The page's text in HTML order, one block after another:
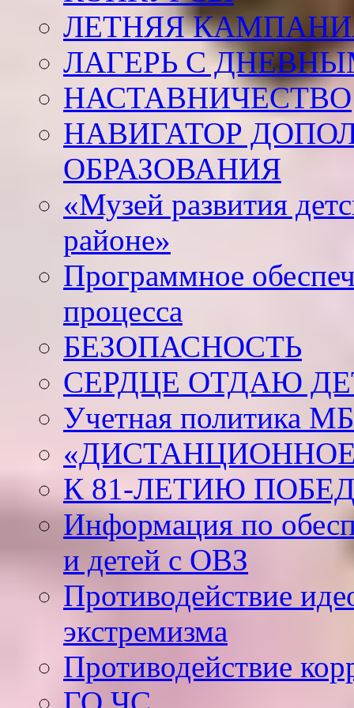
ЛЕТНЯЯ
ЛАГЕРЬ С
НАСТАВНИЧЕСТВО
НАВИГАТОР
ОБРАЗОВАНИЯ
«Музей развития
районе»
Программное
процесса
БЕЗОПАСНОСТЬ
СЕРДЦЕ ОТДАЮ
Учетная политика
К 81-ЛЕТИЮ
Информация по
и детей с ОВЗ
Противодействие
экстремизма
Противодействие